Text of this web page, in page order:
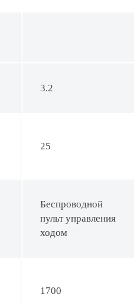
3.2
25
Беспроводной
пульт управления
ходом
1700